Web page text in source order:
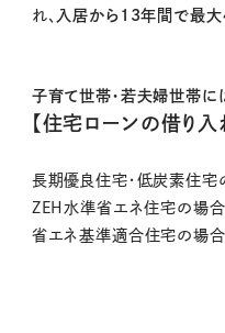
れ、 入居から13年間で最
子育て世帯・若夫婦世帯に
【住宅ローンの借り入
長期優良住宅・低炭素住
ZEH水準省エネ住宅の場
省エネ基準適合住宅の場